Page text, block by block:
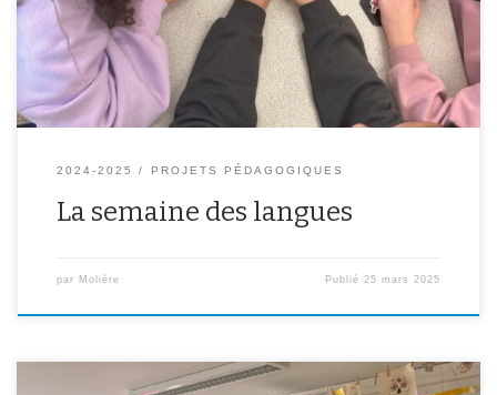
monde (blind test, kahoot, virelangues, quizz…).
2024-2025 PROJETS PÉDAGOGIQUES
La semaine des langues
par Molière Publié25 mars 2025